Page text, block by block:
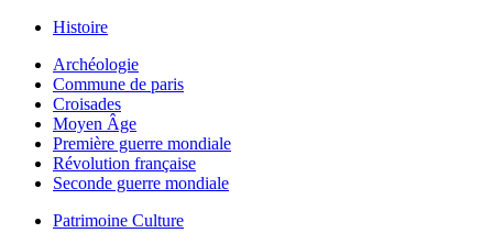
Histoire
Archéologie
Commune de paris
Croisades
Moyen Âge
Première guerre mondiale
Révolution française
Seconde guerre mondiale
Patrimoine Culture